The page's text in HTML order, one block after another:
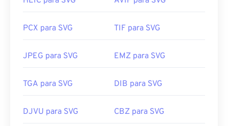
converter para tipos de arquivo não vetoriais,
ouSVG para PDF
. Para converter para arquivos
ferramentasde SVG para JPGouSVG para PNG
Desenvolvido por:
World Wide Web Consortium
PCX para SVG TIF para SVG
JPEG para SVG EMZ para SVG
TGA para SVG DIB para SVG
DJVU para SVG CBZ para SVG